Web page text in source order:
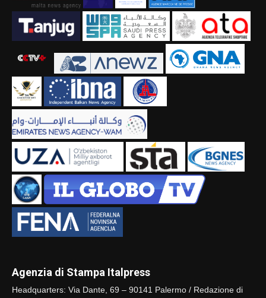
Agenzia di Stampa Italpress
Headquarters: Via Dante, 69 – 90141 Palermo / Redazione di